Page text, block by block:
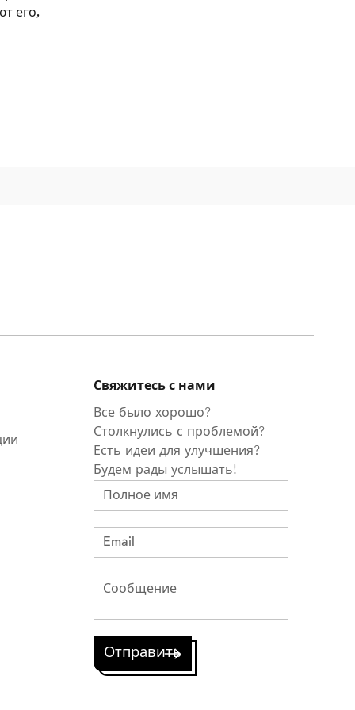
его,
Свяжитесь с нами
Все было хорошо?
Столкнулись с проблемой?
Есть идеи для улучшения?
Будем рады услышать!